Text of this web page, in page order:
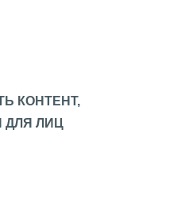
КОНТЕНТ,
ДЛЯ ЛИЦ